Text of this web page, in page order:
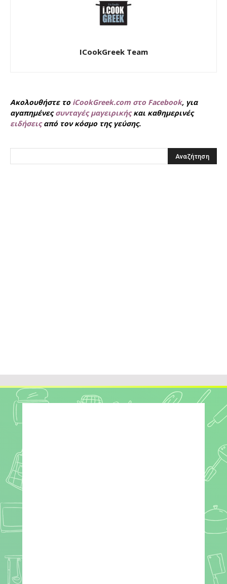
ICookGreek Team
Ακολουθήστε το iCookGreek.com στο Facebook, για
αγαπημένεςσυνταγές μαγειρικήςκαι καθημερινές
ειδήσειςαπό τον κόσμο της γεύσης.